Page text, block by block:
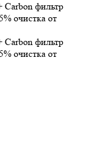
фильтр
очистка от
фильтр
очистка от